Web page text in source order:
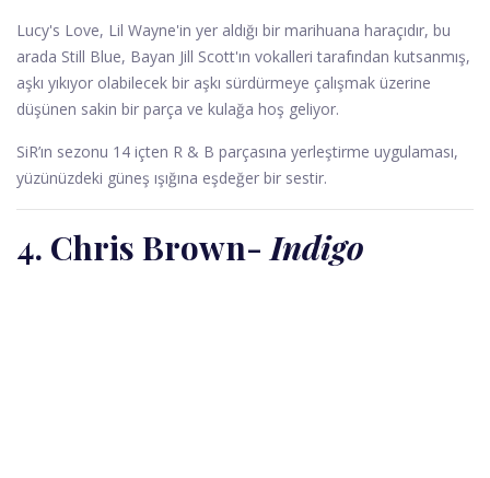
Lucy's Love, Lil Wayne'in yer aldığı bir marihuana haraçıdır, bu
arada Still Blue, Bayan Jill Scott'ın vokalleri tarafından kutsanmış,
aşkı yıkıyor olabilecek bir aşkı sürdürmeye çalışmak üzerine
düşünen sakin bir parça ve kulağa hoş geliyor.
SiR’ın sezonu 14 içten R & B parçasına yerleştirme uygulaması,
yüzünüzdeki güneş ışığına eşdeğer bir sestir.
4. Chris Brown-Indigo